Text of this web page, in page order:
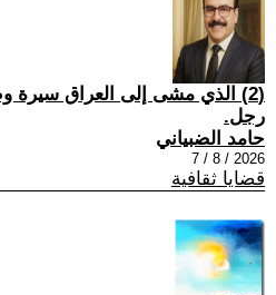
(2) الذي مشى إلى العراق
رجل.
حامد الضبياني
2026 / 8 / 7
قضايا ثقافية